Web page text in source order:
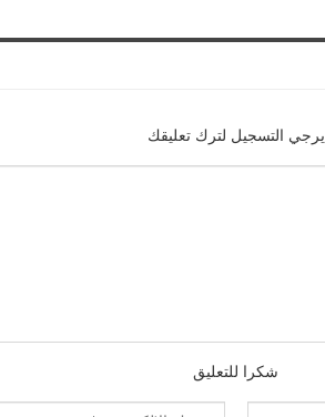
يرجي التسجيل لترك تعليقك
شكرا للتعليق